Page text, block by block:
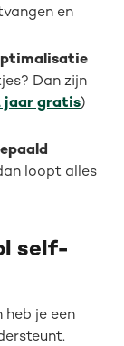
en
Dan zijn
jaar gratis)
loopt alles
self-
heb je een